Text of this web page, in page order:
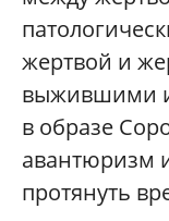
жертвой и
выжившими
в образе
авантюризм
протянуть